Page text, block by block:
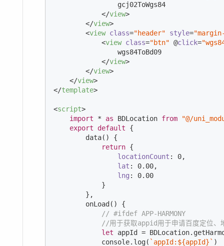
                gcj02ToWgs84
</view>
</view>
<view class="header" style=
<view class="btn" @click=
                wgs84ToBd09
</view>
</view>
</view>
</template>
<script>
import * as BDLocation from
"@/
export
default {
        data() {
return {
locationCount : 0,
lat : 0.00,
lng : 0.00
            }
        },
        onLoad() {
// #ifdef APP-HARMONY
//用于获取appid用于申请百度定位、
let appId =
console.log( `appId: ${appId} ` )